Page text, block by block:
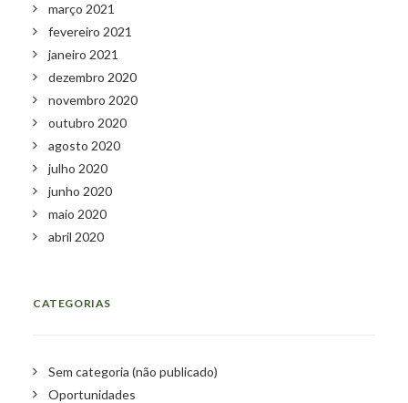
março 2021
fevereiro 2021
janeiro 2021
dezembro 2020
novembro 2020
outubro 2020
agosto 2020
julho 2020
junho 2020
maio 2020
abril 2020
CATEGORIAS
Sem categoria (não publicado)
Oportunidades